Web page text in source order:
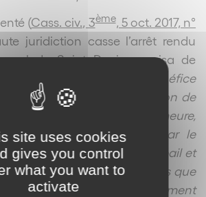
(Cass. civ., 3ème, 5 oct. 2017, n°
juridiction casse l’arrêt rendu
de Saint Denis au visa de
civil et retient
: « le bénéfice
prévoyant la résiliation de
un mois après mise en demeure,
du manquement par le
obligations stipulées au bail et
est acquis sans que
la gravité du manquement
site uses cookies
gives you control
what you want to
activate